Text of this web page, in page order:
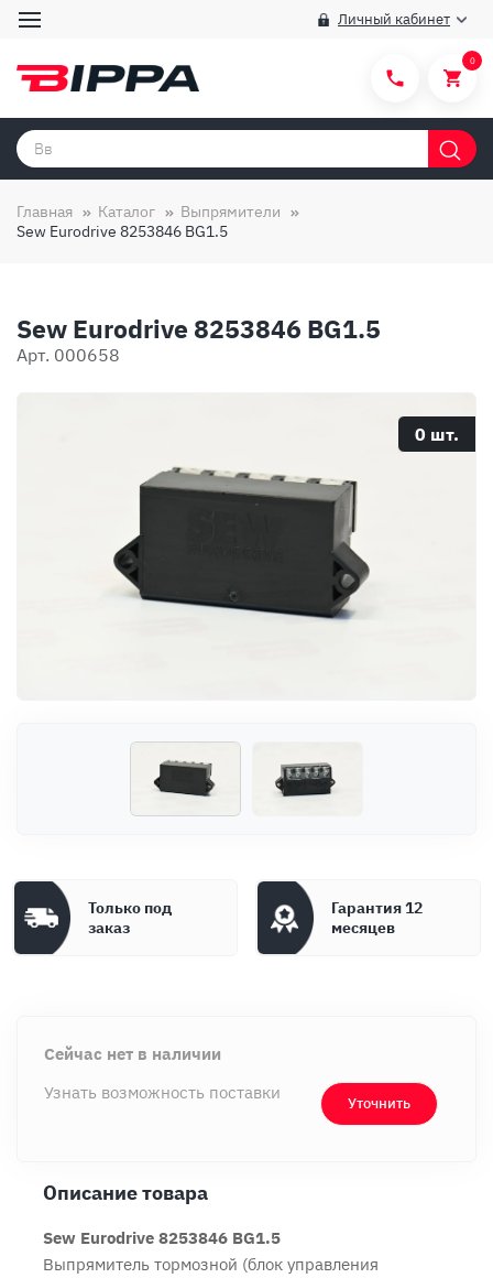
Личный кабинет
Категории товаров
Способы покупки
Вопросы и ответы
О компании
0
Главная Каталог
Выпрямители
Sew Eurodrive 8253846 BG1.5
Sew Eurodrive 8253846 BG1.5
Арт. 000658
0 шт.
Только под
заказ
Гарантия 12
месяцев
Сейчас нет в наличии
Узнать возможность поставки
Уточнить
Описание товара
Sew Eurodrive 8253846 BG1.5
Выпрямитель тормозной (блок управления
Продолжить покупки